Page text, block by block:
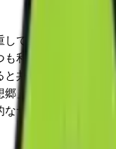
して、常に利用者の
も利用者の日常生活
と共に介護負担の軽
郷」を目指し、地域
サービスの提供に